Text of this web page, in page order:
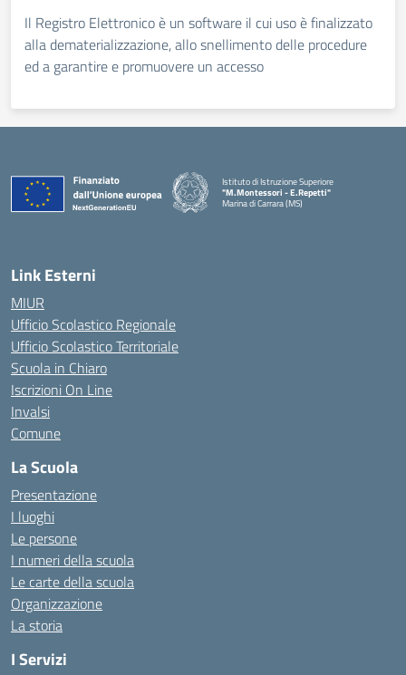
Il Registro Elettronico è un software il cui uso è finalizzato
alla dematerializzazione, allo snellimento delle procedure
ed a garantire e promuovere un accesso
Istituto di Istruzione Superiore
"M.Montessori - E.Repetti"
Marina di Carrara (MS)
Link Esterni
MIUR
Ufficio Scolastico Regionale
Ufficio Scolastico Territoriale
Scuola in Chiaro
Iscrizioni On Line
Invalsi
Comune
La Scuola
Presentazione
I luoghi
Le persone
I numeri della scuola
Le carte della scuola
Organizzazione
La storia
I Servizi